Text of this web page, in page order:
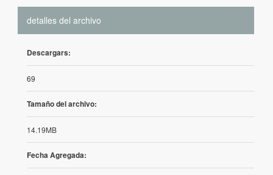
detalles del archivo
Descargars:
69
Tamaño del archivo:
14.19MB
Fecha Agregada: